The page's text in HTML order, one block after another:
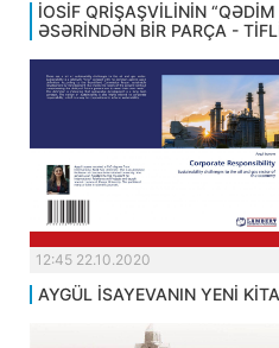
İOSİF QRİŞAŞVİLİNİN
ƏSƏRİNDƏN BİR PARÇA -
12:45 22.10.2020
AYGÜL İSAYEVANIN YENİ